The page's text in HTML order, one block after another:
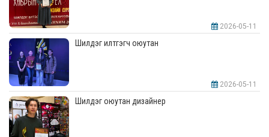
2026-05-11
Шилдэг илтгэгч оюутан
2026-05-11
Шилдэг оюутан дизайнер